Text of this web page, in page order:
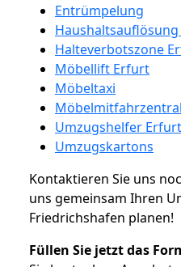
Entrümpelung
Halteverbotszone
Möbellift Erfurt
Möbeltaxi
Umzugshelfer Erfurt
Umzugskartons
Kontaktieren Sie uns
uns gemeinsam Ihren
Friedrichshafen planen!
Füllen Sie jetzt das